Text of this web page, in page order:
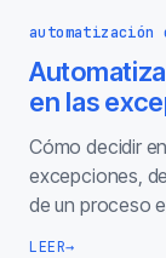
automatización
en las
Cómo decidir
excepciones,
de un proceso
LEER→